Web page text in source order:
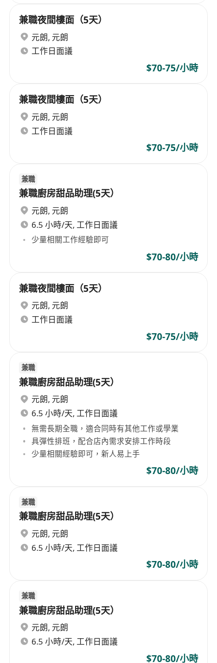
兼職夜間樓面（5天）
元朗, 元朗
工作日面議
$70-75/小時
兼職夜間樓面（5天）
元朗, 元朗
工作日面議
$70-75/小時
兼職
兼職廚房甜品助理(5天）
元朗, 元朗
6.5 小時/天, 工作日面議
少量相關工作經驗即可
$70-80/小時
兼職夜間樓面（5天）
元朗, 元朗
工作日面議
$70-75/小時
兼職
兼職廚房甜品助理(5天）
元朗, 元朗
6.5 小時/天, 工作日面議
無需長期全職，適合同時有其他工作或學業
具彈性排班，配合店內需求安排工作時段
少量相關經驗即可，新人易上手
$70-80/小時
兼職
兼職廚房甜品助理(5天）
元朗, 元朗
6.5 小時/天, 工作日面議
$70-80/小時
兼職
兼職廚房甜品助理(5天）
元朗, 元朗
6.5 小時/天, 工作日面議
$70-80/小時